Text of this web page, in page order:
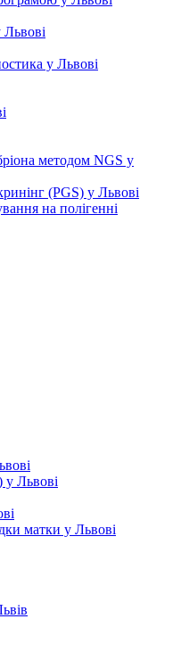
у Львові
методом NGS у
(PGS) у Львові
на полігенні
у Львові
матки у Львові